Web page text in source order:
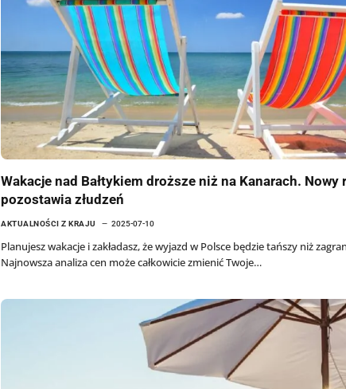
Wakacje nad Bałtykiem droższe niż na Kanarach. Nowy
pozostawia złudzeń
AKTUALNOŚCI Z KRAJU 2025-07-10
Planujesz wakacje i zakładasz, że wyjazd w Polsce będzie tańszy niż
Najnowsza analiza cen może całkowicie zmienić Twoje…